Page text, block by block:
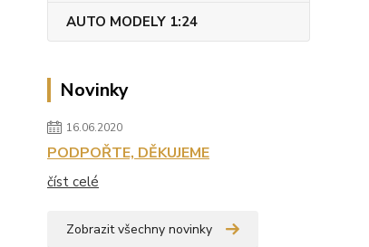
AUTO MODELY 1:24
Novinky
16.06.2020
PODPOŘTE, DĚKUJEME
číst celé
Zobrazit všechny novinky